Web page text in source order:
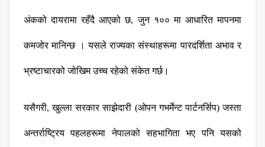
अंकको दायरामा रहँदै आएको छ, जुन १०० मा आधारित मापनमा
कमजोर मानिन्छ । यसले राज्यका संस्थाहरूमा पारदर्शिता अभाव र
भ्रष्टाचारको जोखिम उच्च रहेको संकेत गर्छ।
यसैगरी, खुल्ला सरकार साझेदारी (ओपन गभर्मेन्ट पार्टनर्सिप) जस्ता
अन्तर्राष्ट्रिय पहलहरूमा नेपालको सहभागिता भए पनि यसको